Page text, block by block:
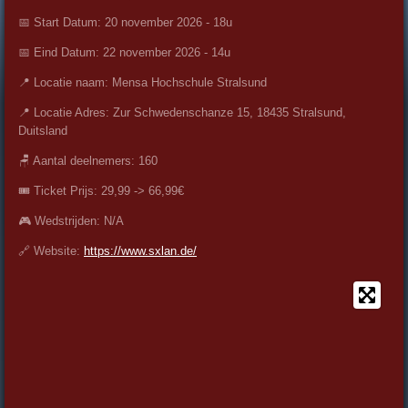
📅 Start Datum: 20 november 2026 - 18u
📅 Eind Datum: 22 november 2026 - 14u
📍 Locatie naam: Mensa Hochschule Stralsund
📍 Locatie Adres: Zur Schwedenschanze 15, 18435 Stralsund,
Duitsland
🪑 Aantal deelnemers: 160
🎟️ Ticket Prijs: 29,99 -> 66,99€
🎮 Wedstrijden: N/A
🔗 Website: https://www.sxlan.de/